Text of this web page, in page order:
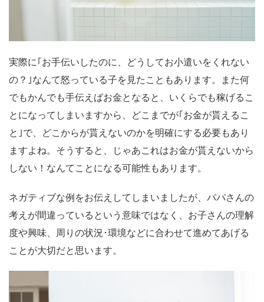
実際に｢お手伝いしたのに、どうしてお小遣いをくれない
の？｣なんて怒っている子を見たこともあります。また何
でもかんでも手伝えばお金となると、いくらでも稼げるこ
とになってしまいますから、どこまでが｢お金が貰えるこ
と｣で、どこからが貰えないのかを明確にする必要もあり
ますよね。そうすると、じゃあこれはお金が貰えないから
しない！なんてことになる可能性もあります。
ネガティブな例をお伝えしてしまいましたが、パパさんの
考えが間違っているという意味ではなく、お子さんの理解
度や興味、周りの状況･環境などに合わせて進めてあげる
ことが大切だと思います。